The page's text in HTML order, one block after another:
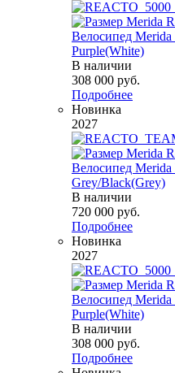
Велосипед Merida
Purple(White)
В наличии
308 000 руб.
Подробнее
Новинка
2027
Велосипед Merida
Grey/Black(Grey)
В наличии
720 000 руб.
Подробнее
Новинка
2027
Велосипед
Purple(White)
В наличии
308 000 руб.
Подробнее